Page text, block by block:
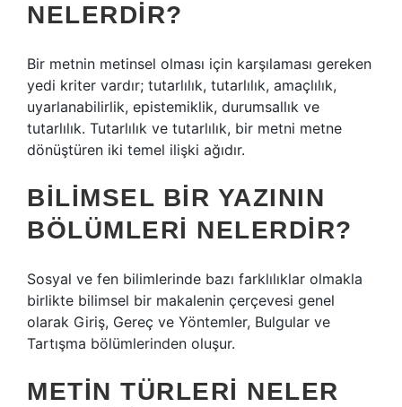
NELERDIR?
Bir metnin metinsel olması için karşılaması gereken
yedi kriter vardır; tutarlılık, tutarlılık, amaçlılık,
uyarlanabilirlik, epistemiklik, durumsallık ve
tutarlılık. Tutarlılık ve tutarlılık, bir metni metne
dönüştüren iki temel ilişki ağıdır.
BILIMSEL BIR YAZININ
BÖLÜMLERI NELERDIR?
Sosyal ve fen bilimlerinde bazı farklılıklar olmakla
birlikte bilimsel bir makalenin çerçevesi genel
olarak Giriş, Gereç ve Yöntemler, Bulgular ve
Tartışma bölümlerinden oluşur.
METIN TÜRLERI NELER